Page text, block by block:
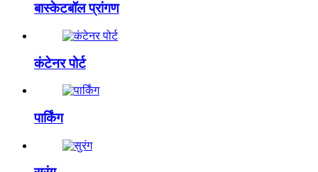
बास्केटबॉल प्रांगण
कंटेनर पोर्ट
पार्किंग